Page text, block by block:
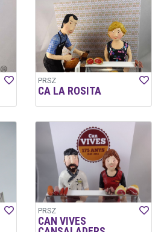
PRSZ
CA LA ROSITA
PRSZ
CAN VIVES